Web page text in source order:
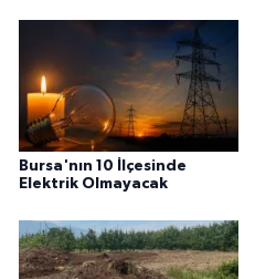
Bursa'nın 10 İlçesinde
Elektrik Olmayacak